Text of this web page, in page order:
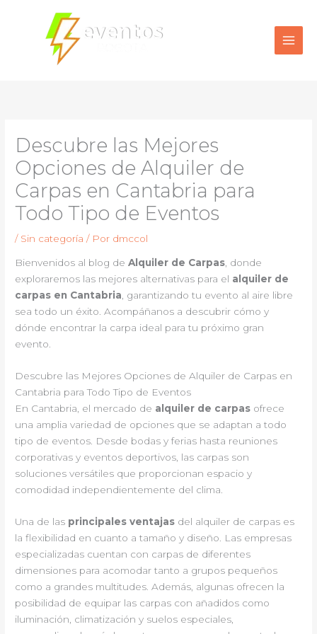
contenido
Descubre las Mejores
Opciones de Alquiler de
Carpas en Cantabria para
Todo Tipo de Eventos
/ Sin categoría / Por dmccol
Bienvenidos al blog deAlquiler de Carpas, donde
exploraremos las mejores alternativas para el alquiler de
carpas en Cantabria, garantizando tu evento al aire libre
sea todo un éxito. Acompáñanos a descubrir cómo y
dónde encontrar la carpa ideal para tu próximo gran
evento.
Descubre las Mejores Opciones de Alquiler de Carpas en
Cantabria para Todo Tipo de Eventos
En Cantabria, el mercado de alquiler de carpas ofrece
una amplia variedad de opciones que se adaptan a todo
tipo de eventos. Desde bodas y ferias hasta reuniones
corporativas y eventos deportivos, las carpas son
soluciones versátiles que proporcionan espacio y
comodidad independientemente del clima.
Una de las principales ventajas del alquiler de carpas es
la flexibilidad en cuanto a tamaño y diseño. Las empresas
especializadas cuentan con carpas de diferentes
dimensiones para acomodar tanto a grupos pequeños
como a grandes multitudes. Además, algunas ofrecen la
posibilidad de equipar las carpas con añadidos como
iluminación, climatización y suelos especiales,